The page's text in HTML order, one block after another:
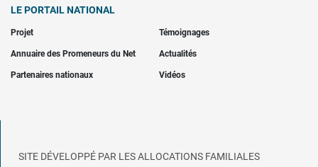
LE PORTAIL NATIONAL
Projet Témoignages
Annuaire des Promeneurs du Net Actualités
Partenaires nationaux Vidéos
SITE DÉVELOPPÉ PAR LES ALLOCATIONS FAMILIALES